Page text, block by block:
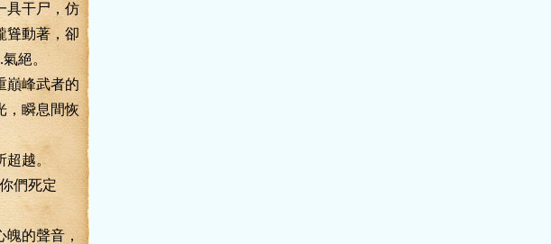
具干尸，仿
聳動著，卻
絕。
峰武者的
，瞬息間恢
越。
們死定
的聲音，